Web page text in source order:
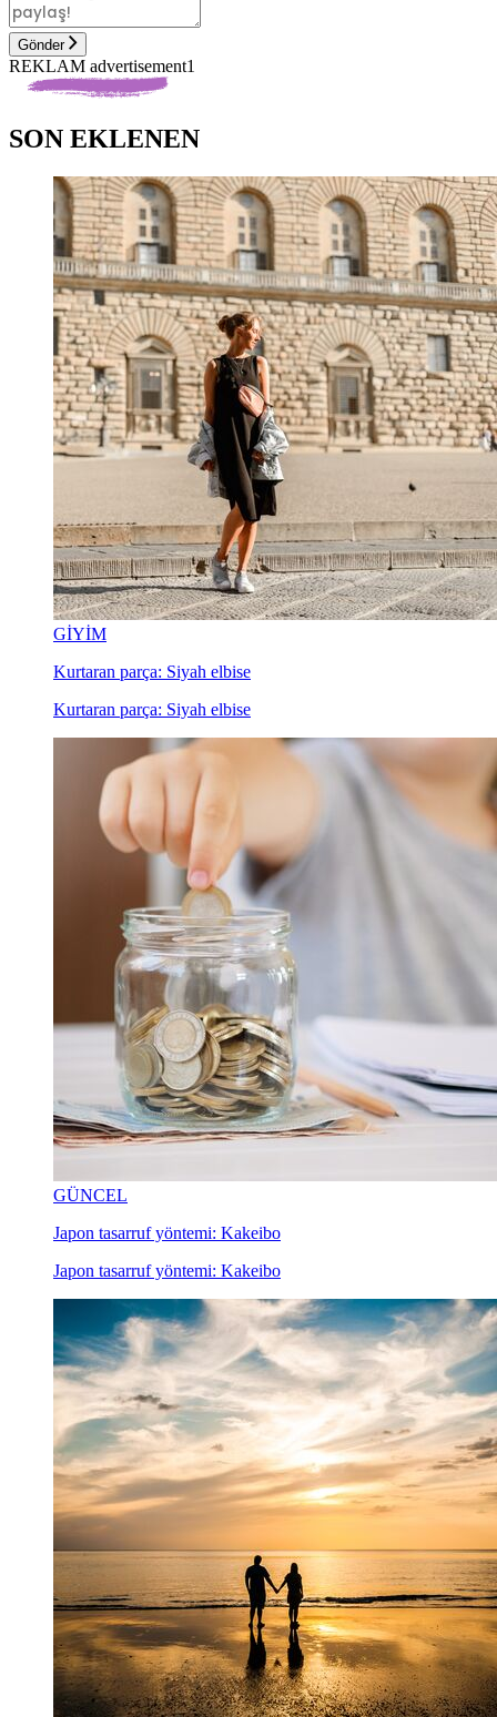
Gönder
REKLAM advertisement1
SON EKLENEN
GİYİM
Kurtaran parça: Siyah elbise
Kurtaran parça: Siyah elbise
GÜNCEL
Japon tasarruf yöntemi: Kakeibo
Japon tasarruf yöntemi: Kakeibo